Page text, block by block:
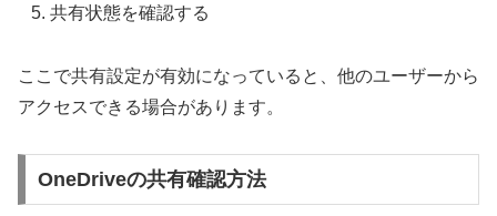
共有状態を確認する
ここで共有設定が有効になっていると、他のユーザーから
アクセスできる場合があります。
OneDriveの共有確認方法